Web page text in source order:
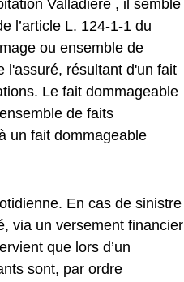
Valladière , il semble
l’article L. 124-1-1 du
ou ensemble de
l'assuré, résultant d'un fait
Le fait dommageable
de faits
un fait dommageable
En cas de sinistre
via un versement financier
que lors d’un
sont, par ordre